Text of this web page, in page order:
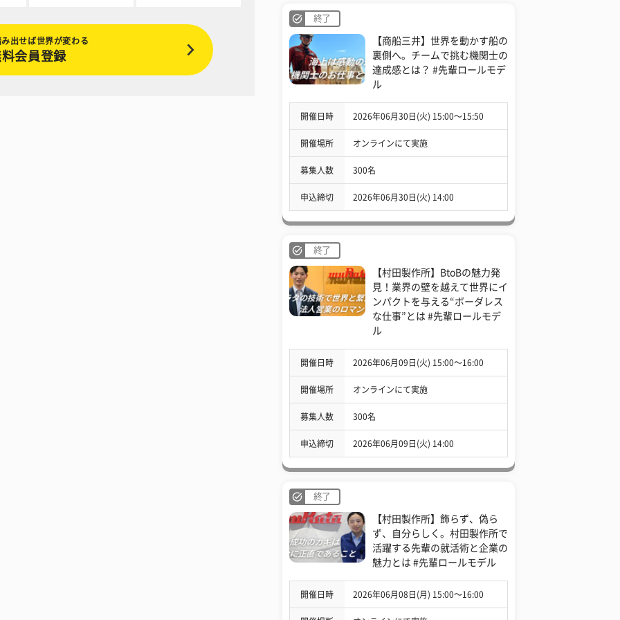
出せば世界が変わる
会員登録
終了
【商船三井】世界を動かす船の
裏側へ。チームで挑む機関士の
達成感とは？ #先輩ロールモデ
ル
開催日時 2026年06月30日(火) 15:00〜15:50
開催場所 オンラインにて実施
募集人数 300名
申込締切 2026年06月30日(火) 14:00
終了
【村田製作所】BtoBの魅力発
見！業界の壁を越えて世界にイ
ンパクトを与える“ボーダレス
な仕事”とは #先輩ロールモデ
ル
開催日時 2026年06月09日(火) 15:00〜16:00
開催場所 オンラインにて実施
募集人数 300名
申込締切 2026年06月09日(火) 14:00
終了
【村田製作所】飾らず、偽ら
ず、自分らしく。村田製作所で
活躍する先輩の就活術と企業の
魅力とは #先輩ロールモデル
開催日時 2026年06月08日(月) 15:00〜16:00